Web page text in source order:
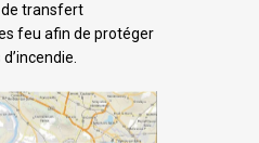
transfert
feu afin de protéger